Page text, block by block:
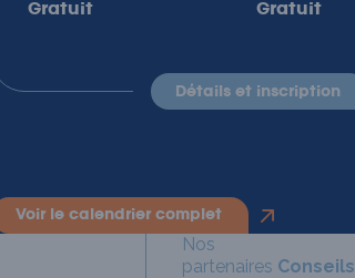
Gratuit Gratuit
détails et inscription
voir le calendrier complet
Nos
partenaires Conseils